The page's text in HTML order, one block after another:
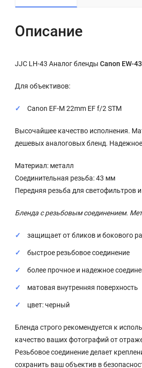
Описание
JJC LH-43 Аналог бленды Canon EW-43
Для объективов:
Canon EF-M 22mm EF f/2 STM
Высочайшее качество исполнения.
дешевых аналоговых бленд. Надежное
Материал: металл
Соединительная резьба: 43 мм
Передняя резьба для светофильтров
Бленда с резьбовым соединением.
защищает от бликов и бокового
быстрое резьбовое соединение
более прочное и надежное
матовая внутренняя поверхность
цвет: черный
Бленда строго рекомендуется к
качество ваших фотографий от
Резьбовое соединение делает
сохранить ваш объектив в